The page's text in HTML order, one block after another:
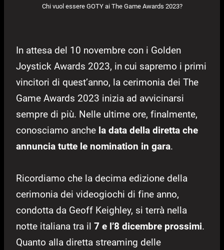
Chi vuol essere GOTY ai The Game Awards 2023?
In attesa del 10 novembre con i Golden
Joystick Awards 2023, in cui sapremo i primi
vincitori di quest’anno, la cerimonia dei The
Game Awards 2023 inizia ad avvicinarsi
sempre di più. Nelle ultime ore, finalmente,
conosciamo anche la data della diretta che
annuncia tutte le nomination in gara.
Ricordiamo che la decima edizione della
cerimonia dei videogiochi di fine anno,
condotta da Geoff Keighley, si terrà nella
notte italiana tra il 7 e l’8 dicembre prossimi.
Quanto alla diretta streaming delle